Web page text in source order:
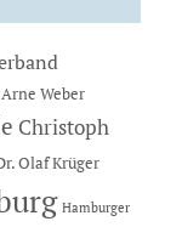
Arne Weber
Christoph
Olaf Krüger
Hamburger